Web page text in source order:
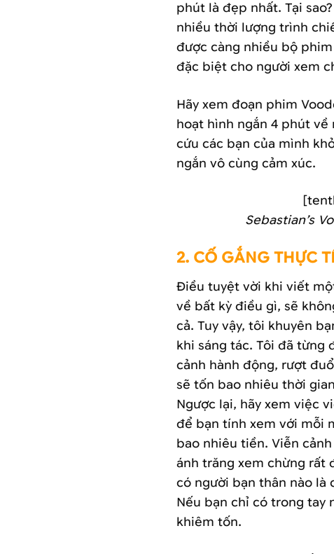
phút là đẹp nhất. Tại
nhiều thời lượng trình
được càng nhiều bộ
đặc biệt cho người xem
Hãy xem đoạn phim
hoạt hình ngắn 4 phút
cứu các bạn của mình
ngắn vô cùng cảm xúc.
Sebastian’s
2. CỐ GẮNG THỰC
Điều tuyệt vời khi viết
về bất kỳ điều gì, sẽ
cả. Tuy vậy, tôi khuyên
khi sáng tác. Tôi đã từng
cảnh hành động, rượt
sẽ tốn bao nhiêu thời
Ngược lại, hãy xem việc
để bạn tính xem với mỗi
bao nhiêu tiền. Viễn
ánh trăng xem chừng rất
có người bạn thân nào là
Nếu bạn chỉ có trong tay
khiêm tốn.